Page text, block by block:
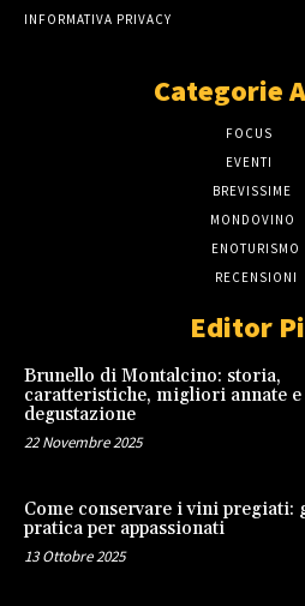
INFORMATIVA PRIVACY
Categorie
FOCUS
EVENTI
BREVISSIME
MONDOVINO
ENOTURISMO
RECENSIONI
Editor
Brunello di Montalcino: storia,
caratteristiche, migliori annate
degustazione
22 Novembre 2025
Come conservare i vini pregiati:
pratica per appassionati
13 Ottobre 2025